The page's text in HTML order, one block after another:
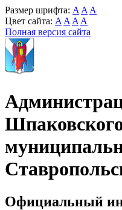
Размер шрифта: A A A
Цвет сайта: A A A A
Полная версия сайта
Официальный